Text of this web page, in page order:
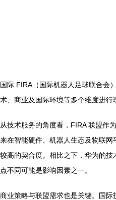
国际 FIRA（国际机器人足球联合会
、商业及国际环境等多个维度进行
从技术服务的角度看，FIRA 联盟作
在智能硬件、机器人生态及物联
高的契合度。相比之下，华为的
不同可能是影响因素之一。
商业策略与联盟需求也是关键。国